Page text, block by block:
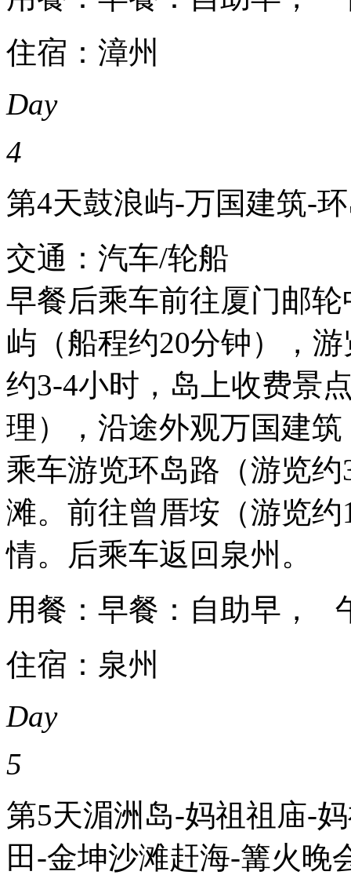
住宿：漳州
Day
4
第4天鼓浪屿-万国建筑-
交通：汽车/轮船
早餐后乘车前往厦门邮
屿（船程约20分钟），
约3-4小时，岛上收费景
理），沿途外观万国建
乘车游览环岛路（游览
滩。前往曾厝垵（游览
情。后乘车返回泉州。
用餐：早餐：自助早，
住宿：泉州
Day
5
第5天湄洲岛-妈祖祖庙-
田-金坤沙滩赶海-篝火晚